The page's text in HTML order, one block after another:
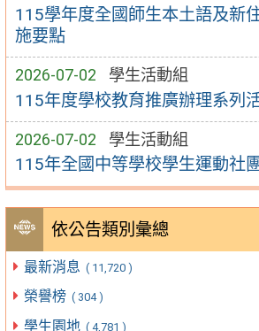
115學年度全國師生本土語及新
施要點
2026-07-02 學生活動組
115年度學校教育推廣辦理系列
2026-07-02 學生活動組
115年全國中等學校學生運動社
依公告類別彙總
最新消息 ( 11,720 )
榮譽榜 ( 304 )
學生園地 ( 4,781 )